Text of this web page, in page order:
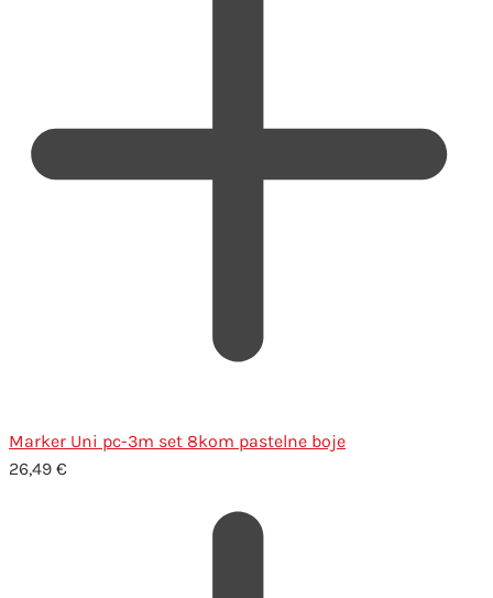
Marker Uni pc-3m set 8kom pastelne boje
26,49 €